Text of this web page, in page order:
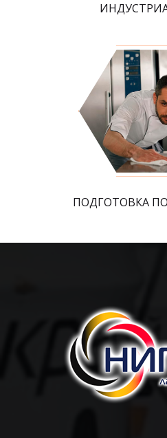
ПОДГОТОВКА